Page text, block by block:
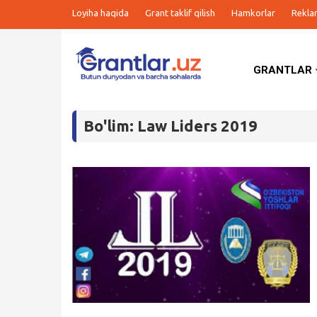
Loyiha haqida Grant taklif qilish Hamkorlar
GRANTLAR
Bo'lim: Law Liders 2019